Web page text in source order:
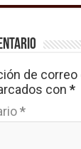
de
con *
*